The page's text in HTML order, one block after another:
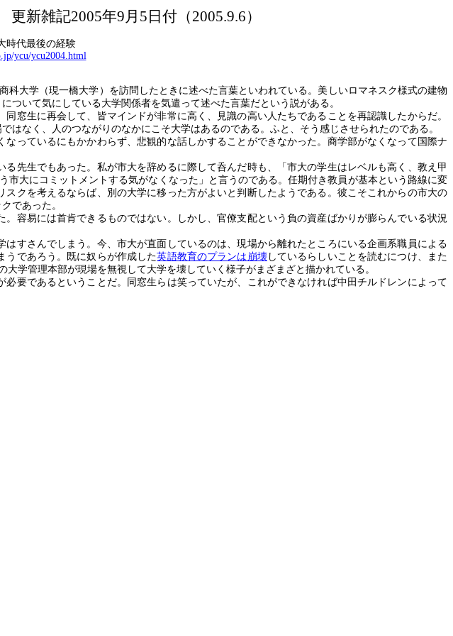
更新雑記2005年9月5日付（2005.9.6）
時代最後の経験
ycu/ycu2004.html
大学（現一橋大学）を訪問したときに述べた言葉といわれている。美しいロマネスク様式の建物
いて気にしている大学関係者を気遣って述べた言葉だという説がある。
生に再会して、皆マインドが非常に高く、見識の高い人たちであることを再認識したからだ。
なく、人のつながりのなかにこそ大学はあるのである。ふと、そう感じさせられたのである。
っているにもかかわらず、悲観的な話しかすることができなかった。商学部がなくなって国際ナ
先生でもあった。私が市大を辞めるに際して呑んだ時も、「市大の学生はレベルも高く、教え甲
市大にコミットメントする気がなくなった」と言うのである。任期付き教員が基本という路線に変
クを考えるならば、別の大学に移った方がよいと判断したようである。彼こそこれからの市大の
であった。
容易には首肯できるものではない。しかし、官僚支配という負の資産ばかりが膨らんでいる状況
すさんでしまう。今、市大が直面しているのは、現場から離れたところにいる企画系職員による
うであろう。既に奴らが作成した英語教育のプランは崩壊しているらしいことを読むにつけ、また
大学管理本部が現場を無視して大学を壊していく様子がまざまざと描かれている。
要であるということだ。同窓生らは笑っていたが、これができなければ中田チルドレンによって